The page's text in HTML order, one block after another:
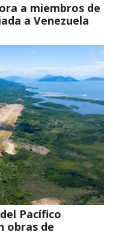
a miembros de
a Venezuela
Pacífico
obras de